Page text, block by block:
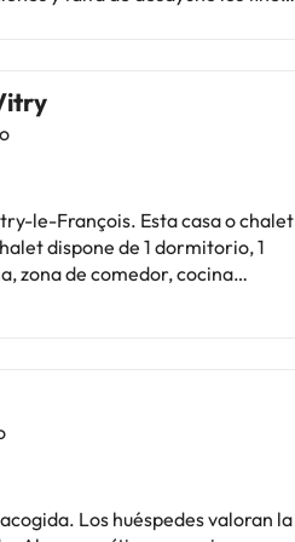
para explorar la ciudad sin
le-François. Esta casa o chalet
zona de comedor, cocina
directamente con el
confirmación de la reserva.
Los huéspedes valoran la